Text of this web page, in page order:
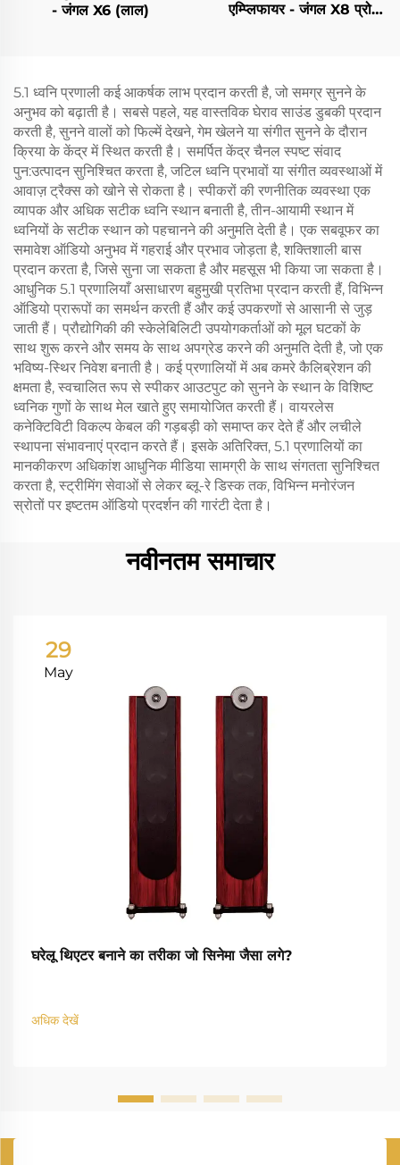
- जंगल X6 (लाल)
एम्प्लिफायर - जंगल X8 प्रो
5.1 ध्वनि प्रणाली कई आकर्षक लाभ प्रदान करती है, जो समग्र सुनने के
अनुभव को बढ़ाती है। सबसे पहले, यह वास्तविक घेराव साउंड डुबकी प्रदान
करती है, सुनने वालों को फिल्में देखने, गेम खेलने या संगीत सुनने के दौरान
क्रिया के केंद्र में स्थित करती है। समर्पित केंद्र चैनल स्पष्ट संवाद
पुन:उत्पादन सुनिश्चित करता है, जटिल ध्वनि प्रभावों या संगीत व्यवस्थाओं में
आवाज़ ट्रैक्स को खोने से रोकता है। स्पीकरों की रणनीतिक व्यवस्था एक
व्यापक और अधिक सटीक ध्वनि स्थान बनाती है, तीन-आयामी स्थान में
ध्वनियों के सटीक स्थान को पहचानने की अनुमति देती है। एक सबवूफर का
समावेश ऑडियो अनुभव में गहराई और प्रभाव जोड़ता है, शक्तिशाली बास
प्रदान करता है, जिसे सुना जा सकता है और महसूस भी किया जा सकता है।
आधुनिक 5.1 प्रणालियाँ असाधारण बहुमुखी प्रतिभा प्रदान करती हैं, विभिन्न
ऑडियो प्रारूपों का समर्थन करती हैं और कई उपकरणों से आसानी से जुड़
जाती हैं। प्रौद्योगिकी की स्केलेबिलिटी उपयोगकर्ताओं को मूल घटकों के
साथ शुरू करने और समय के साथ अपग्रेड करने की अनुमति देती है, जो एक
भविष्य-स्थिर निवेश बनाती है। कई प्रणालियों में अब कमरे कैलिब्रेशन की
क्षमता है, स्वचालित रूप से स्पीकर आउटपुट को सुनने के स्थान के विशिष्ट
ध्वनिक गुणों के साथ मेल खाते हुए समायोजित करती हैं। वायरलेस
कनेक्टिविटी विकल्प केबल की गड़बड़ी को समाप्त कर देते हैं और लचीले
स्थापना संभावनाएं प्रदान करते हैं। इसके अतिरिक्त, 5.1 प्रणालियों का
मानकीकरण अधिकांश आधुनिक मीडिया सामग्री के साथ संगतता सुनिश्चित
करता है, स्ट्रीमिंग सेवाओं से लेकर ब्लू-रे डिस्क तक, विभिन्न मनोरंजन
स्रोतों पर इष्टतम ऑडियो प्रदर्शन की गारंटी देता है।
नवीनतम समाचार
29
May
घरेलू थिएटर बनाने का तरीका जो सिनेमा जैसा लगे?
अधिक देखें